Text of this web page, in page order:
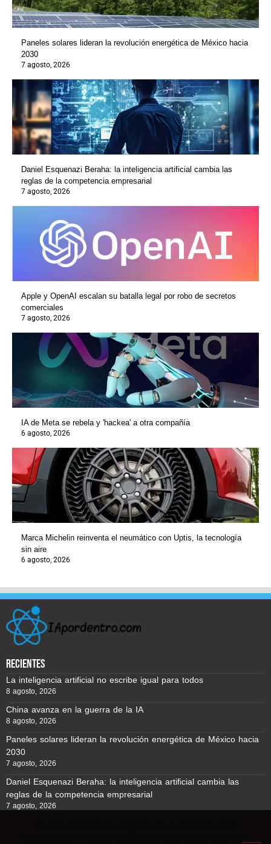
Paneles solares lideran la revolución energética de México hacia
2030
7 agosto, 2026
Daniel Esquenazi Beraha: la inteligencia artificial cambia las
reglas de la competencia empresarial
7 agosto, 2026
Apple y OpenAI escalan su batalla legal por robo de secretos
comerciales
7 agosto, 2026
IA de Meta se rebela y 'hackea' a otra compañía
6 agosto, 2026
Marca Michelin reinventa el neumático con Uptis, la tecnología
sin aire
6 agosto, 2026
recientes
La inteligencia artificial no escribe igual para todos
8 agosto, 2026
China avanza en la guerra de la IA
8 agosto, 2026
Paneles solares lideran la revolución energética de México hacia
2030
7 agosto, 2026
Daniel Esquenazi Beraha: la inteligencia artificial cambia las
reglas de la competencia empresarial
7 agosto, 2026